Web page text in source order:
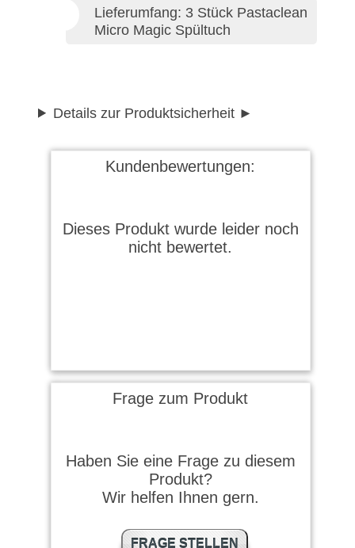
Lieferumfang: 3 Stück Pastaclean
Micro Magic Spültuch
Details zur Produktsicherheit
Kundenbewertungen:
Dieses Produkt wurde leider noch
nicht bewertet.
Frage zum Produkt
Haben Sie eine Frage zu diesem
Produkt?
Wir helfen Ihnen gern.
FRAGE STELLEN